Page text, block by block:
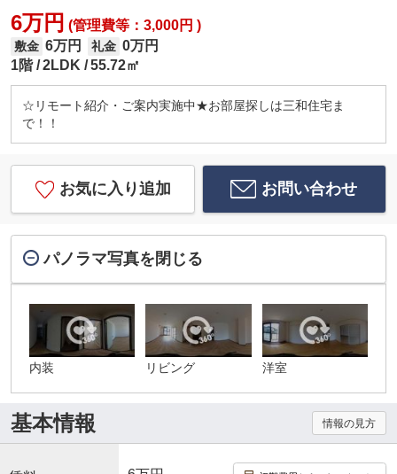
6万円 (管理費等：3,000円 )
敷金 6万円 礼金 0万円
1階 2LDK 55.72㎡
☆リモート紹介・ご案内実施中★お部屋探しは三和住宅ま
で！！
お気に入り追加 お問い合わせ
パノラマ写真を閉じる
内装 リビング 洋室
基本情報 情報の見方